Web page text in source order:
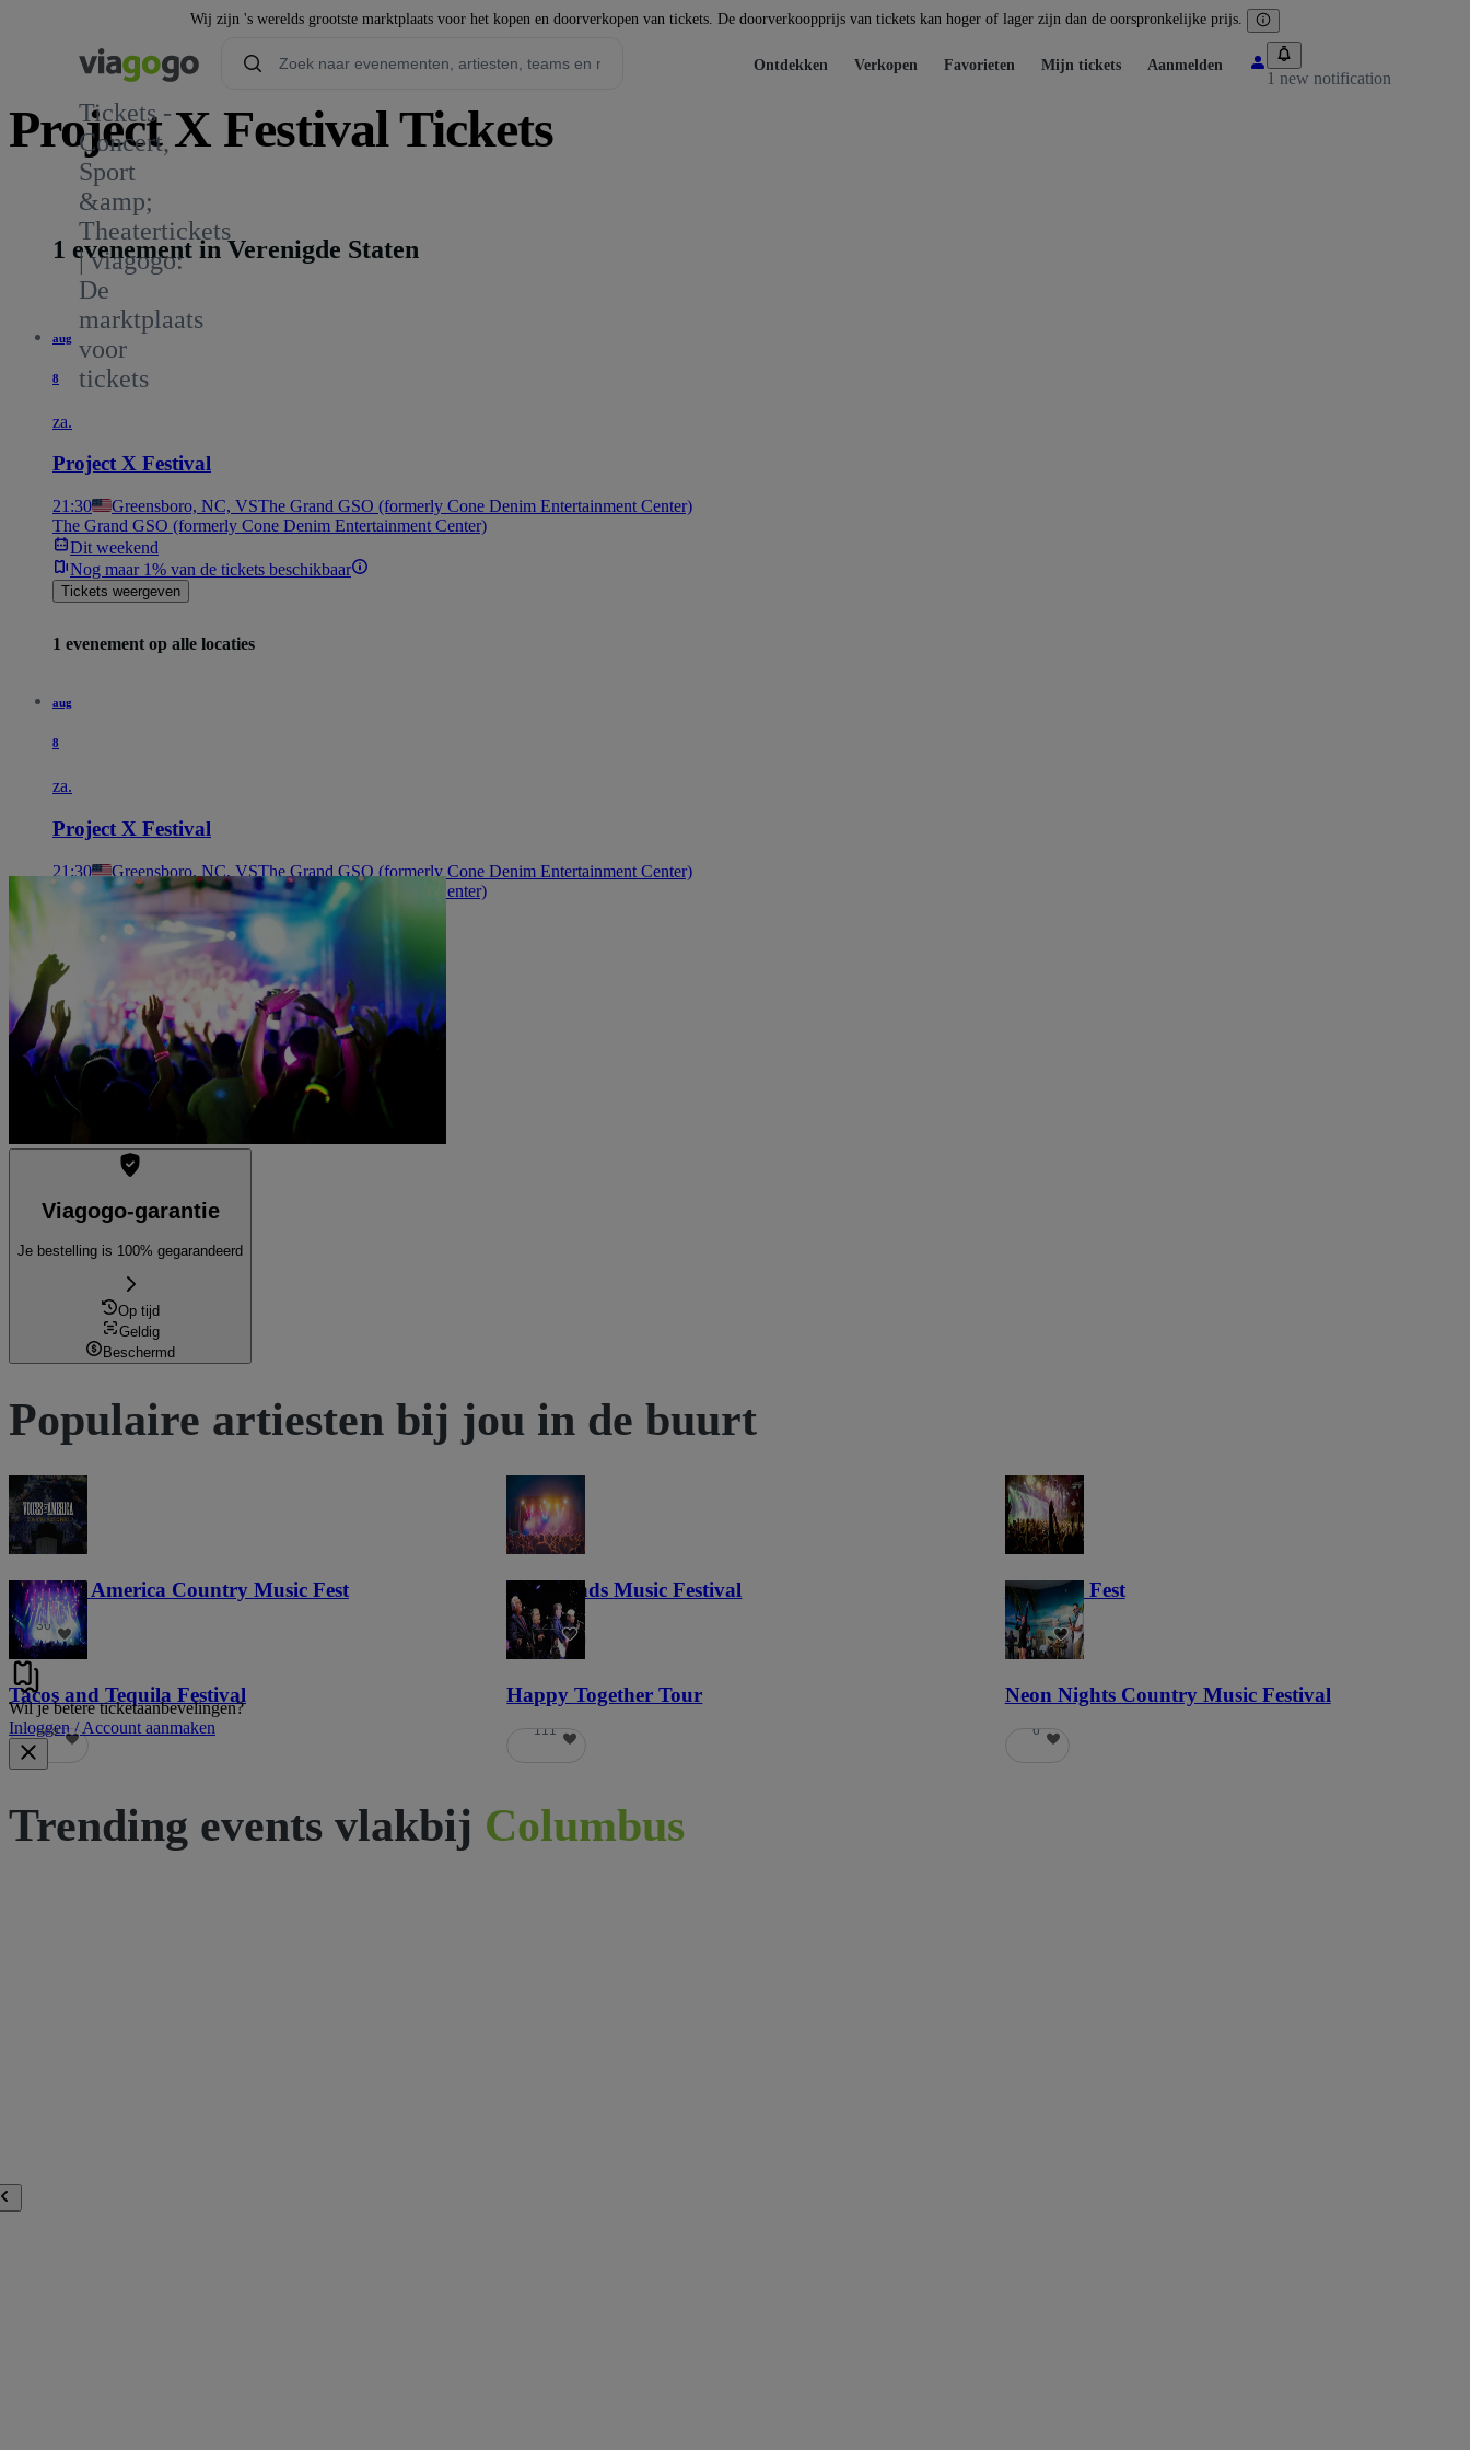
Wij zijn 's werelds grootste marktplaats voor het kopen en doorverkopen van tickets. De doorverkoopprijs van tickets kan hoger of lager zijn dan de oorspronkelijke prijs.
Tickets -
Concert,
Sport
&amp;
Theatertickets
| viagogo:
De
marktplaats
voor
tickets
Ontdekken Verkopen Favorieten Mijn tickets Aanmelden
1 new notification
Project X Festival Tickets
1 evenement in Verenigde Staten
aug
8
za.
Project X Festival
21:30 Greensboro, NC, VSThe Grand GSO (formerly Cone Denim Entertainment Center)
The Grand GSO (formerly Cone Denim Entertainment Center)
Dit weekend
Nog maar 1% van de tickets beschikbaar
Tickets weergeven
1 evenement op alle locaties
aug
8
za.
Project X Festival
21:30 Greensboro, NC, VSThe Grand GSO (formerly Cone Denim Entertainment Center)
The Grand GSO (formerly Cone Denim Entertainment Center)
Dit weekend
Nog maar 1% van de tickets beschikbaar
Viagogo-garantie
Je bestelling is 100% gegarandeerd
Op tijd
Geldig
Beschermd
Populaire artiesten bij jou in de buurt
Voices of America Country Music Fest
36
Lost Lands Music Festival
121
Haunted Fest
58
Tacos and Tequila Festival
689
Happy Together Tour
111
Neon Nights Country Music Festival
6
Wil je betere ticketaanbevelingen?
Inloggen / Account aanmaken
Trending events vlakbij Columbus